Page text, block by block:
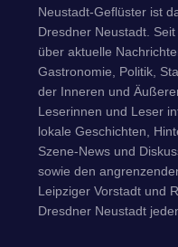
Neustadt-Geflüster ist
Dresdner Neustadt.
über aktuelle
Gastronomie, Politik,
der Inneren und
Leserinnen und Leser
lokale Geschichten,
Szene-News und
sowie den
Leipziger Vorstadt und
Dresdner Neustadt